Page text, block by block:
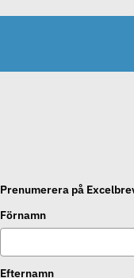
Prenumerera på
Förnamn
Efternamn